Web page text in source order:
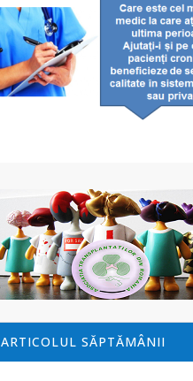
ARTICOLUL SĂPTĂMÂNII